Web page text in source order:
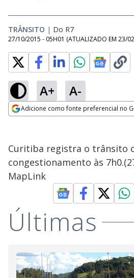
TRÂNSITO | Do R7
27/10/2015 - 05H01 (ATUALIZADO EM 23/
A+ A-
Adicione como fonte preferencial no
Curitiba registra o trânsito
congestionamento às
MapLink
Últimas